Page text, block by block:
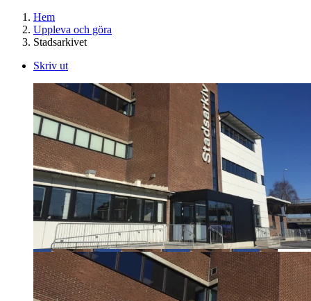
Hem
Uppleva och göra
Stadsarkivet
Skriv ut